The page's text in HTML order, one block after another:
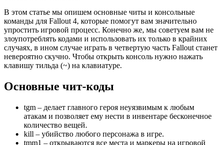
В этом статье мы опишем основные читы и консольные
команды для Fallout 4, которые помогут вам значительно
упростить игровой процесс. Конечно же, мы советуем вам не
злоупотреблять кодами и использовать их только в крайних
случаях, в ином случае играть в четвертую часть Fallout станет
невероятно скучно. Чтобы открыть консоль нужно нажать
клавишу тильда (~) на клавиатуре.
Основные чит-коды
tgm – делает главного героя неуязвимым к любым
атакам и позволяет ему нести в инвентаре бесконечное
количество вещей.
kill – убийство любого персонажа в игре.
tmm1 – открываются все места и маркеры на игровой